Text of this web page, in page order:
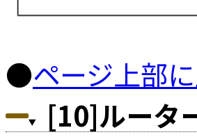
●ページ上部
[10]ルータ